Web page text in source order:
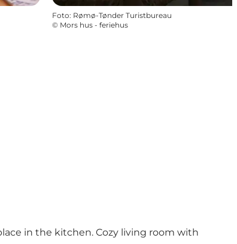
Foto: Rømø-Tønder Turistbureau
© Mors hus - feriehus
in the kitchen. Cozy living room with